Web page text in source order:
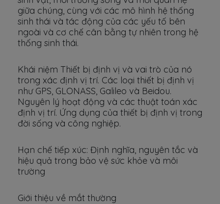
giữa chúng, cùng với các mô hình hệ thống
sinh thái và tác động của các yếu tố bên
ngoài và cơ chế cân bằng tự nhiên trong hệ
thống sinh thái.
Khái niệm Thiết bị định vị và vai trò của nó
trong xác định vị trí. Các loại thiết bị định vị
như GPS, GLONASS, Galileo và Beidou.
Nguyên lý hoạt động và các thuật toán xác
định vị trí. Ứng dụng của thiết bị định vị trong
đời sống và công nghiệp.
Hạn chế tiếp xúc: Định nghĩa, nguyên tắc và
hiệu quả trong bảo vệ sức khỏe và môi
trường
Giới thiệu về mắt thường